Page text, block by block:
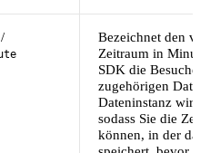
/
Bezeichnet den
Zeitraum in
SDK die
zugehörigen
Dateninstanz
sodass Sie die
können, in der